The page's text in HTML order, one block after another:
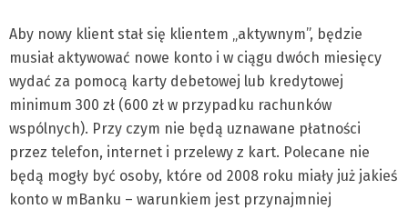
Aby nowy klient stał się klientem „aktywnym”, będzie
musiał aktywować nowe konto i w ciągu dwóch miesięcy
wydać za pomocą karty debetowej lub kredytowej
minimum 300 zł (600 zł w przypadku rachunków
wspólnych). Przy czym nie będą uznawane płatności
przez telefon, internet i przelewy z kart. Polecane nie
będą mogły być osoby, które od 2008 roku miały już jakieś
konto w mBanku – warunkiem jest przynajmniej